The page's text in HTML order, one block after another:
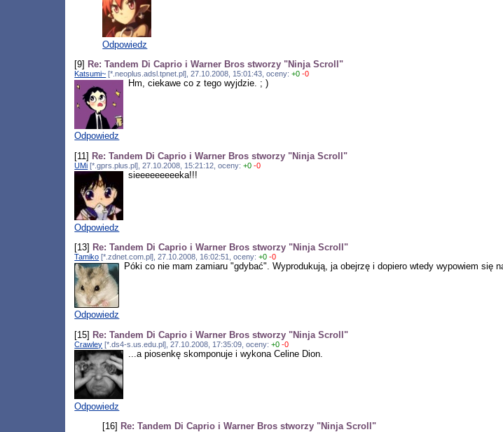
Odpowiedz
[9] Re: Tandem Di Caprio i Warner Bros stworzy "Ninja Scroll"
Katsumi~ [*.neoplus.adsl.tpnet.pl], 27.10.2008, 15:01:43, oceny:+0 -0
Hm, ciekawe co z tego wyjdzie. ; )
Odpowiedz
[11] Re: Tandem Di Caprio i Warner Bros stworzy "Ninja Scroll"
UMi [*.gprs.plus.pl], 27.10.2008, 15:21:12, oceny:+0 -0
sieeeeeeeeeka!!!
Odpowiedz
[13] Re: Tandem Di Caprio i Warner Bros stworzy "Ninja Scroll"
Tamiko [*.zdnet.com.pl], 27.10.2008, 16:02:51, oceny:+0 -0
Póki co nie mam zamiaru "gdybać". Wyprodukują, ja obejrzę i dopiero wtedy wypowiem się
Odpowiedz
[15] Re: Tandem Di Caprio i Warner Bros stworzy "Ninja Scroll"
Crawley [*.ds4-s.us.edu.pl], 27.10.2008, 17:35:09, oceny:+0 -0
...a piosenkę skomponuje i wykona Celine Dion.
Odpowiedz
[16] Re: Tandem Di Caprio i Warner Bros stworzy "Ninja Scroll"